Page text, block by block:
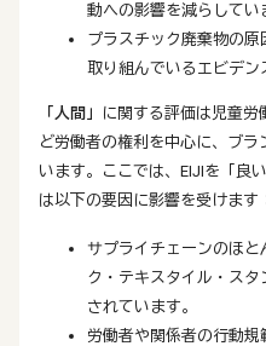
動への影響を減らしてい
プラスチック廃棄物の
取り組んでいるエビデン
「人間」
に関する評価は児童
ど労働者の権利を中心に、ブ
います。ここでは、EIJIを「良
は以下の要因に影響を受けます
サプライチェーンのほと
ク・テキスタイル・スタ
されています。
労働者や関係者の行動